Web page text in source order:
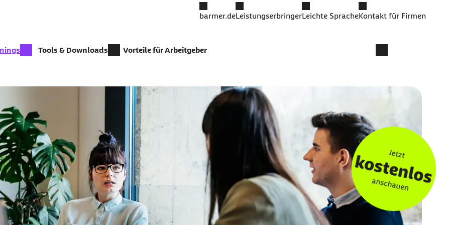
barmer.deLeistungserbringerLeichte SpracheKontakt für Firmen
Tools & Downloads Vorteile für Arbeitgeber